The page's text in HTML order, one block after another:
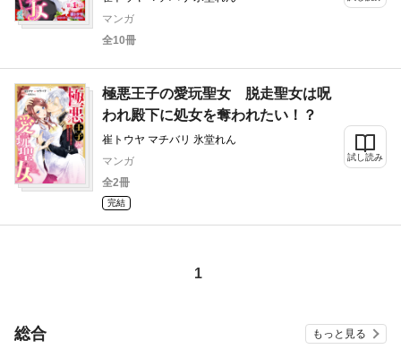
マンガ
全10冊
極悪王子の愛玩聖女 脱走聖女は呪
われ殿下に処女を奪われたい！？
崔トウヤ マチバリ 氷堂れん
マンガ
全2冊
完結
試し読み
1
総合 もっと見る